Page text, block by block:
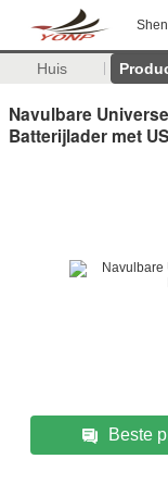
Huis
Navulbare
Batterijlader met
Beste